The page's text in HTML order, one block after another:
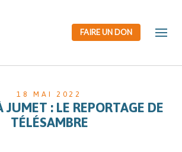
18 MAI 2022
JUMET : LE REPORTAGE DE
TÉLÉSAMBRE
FAIRE UN DON